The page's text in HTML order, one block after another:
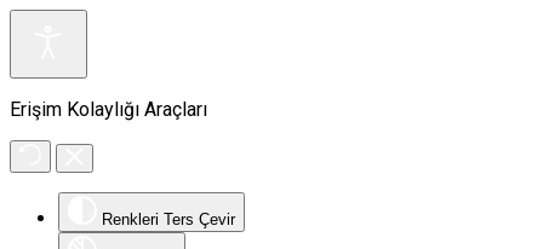
Erişim Kolaylığı Araçları
Renkleri Ters Çevir